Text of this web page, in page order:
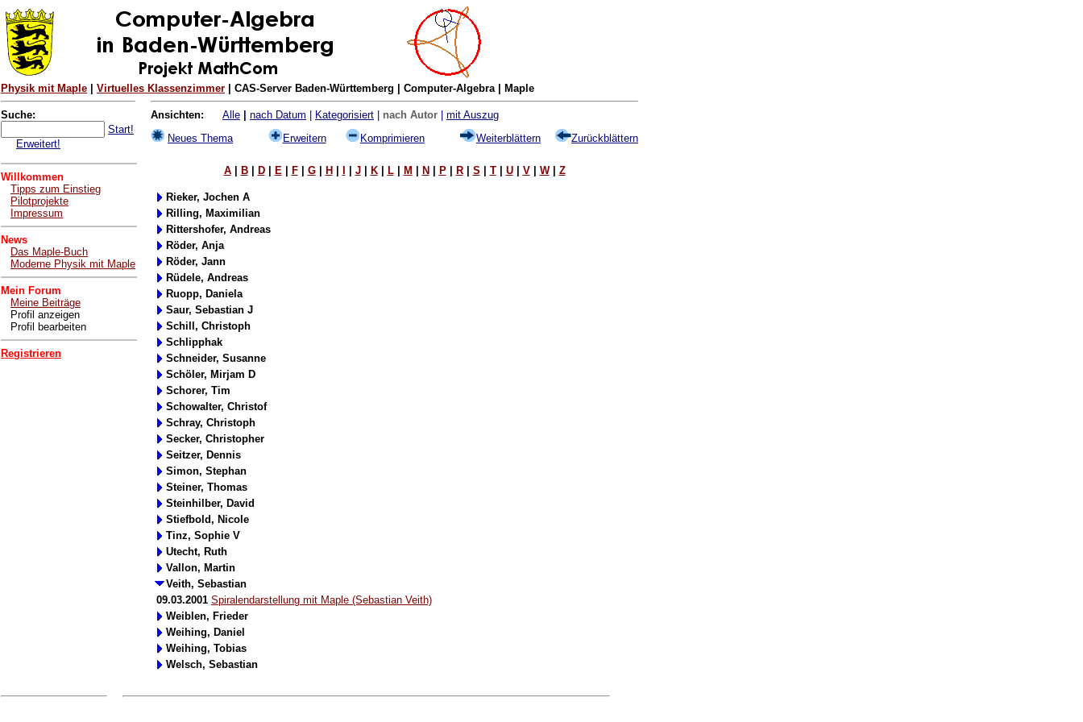
Physik mit Maple Virtuelles Klassenzimmer | CAS-Server Baden-Württemberg | Computer-Algebra | Maple
Suche:
Start!
Erweitert!
Willkommen
Tipps zum Einstieg
Pilotprojekte
Impressum
News
Das Maple-Buch
Moderne Physik mit Maple
Mein Forum
Meine Beiträge
Profil anzeigen
Profil bearbeiten
Registrieren
Ansichten: Alle nach Datum Kategorisiert nach Autor
mit Auszug
Neues Thema
Erweitern Komprimieren Weiterblättern Zurückblättern
A| B| D| E| F| G| H J| K| L| M N P| R| S T| U| V| W| Z
Rieker, Jochen A
Rilling, Maximilian
Rittershofer, Andreas
Röder, Anja
Röder, Jann
Rüdele, Andreas
Ruopp, Daniela
Saur, Sebastian J
Schill, Christoph
Schlipphak
Schneider, Susanne
Schöler, Mirjam D
Schorer, Tim
Schowalter, Christof
Schray, Christoph
Secker, Christopher
Seitzer, Dennis
Simon, Stephan
Steiner, Thomas
Steinhilber, David
Stiefbold, Nicole
Tinz, Sophie V
Utecht, Ruth
Vallon, Martin
Veith, Sebastian
09.03.2001 Spiralendarstellung mit Maple (Sebastian Veith)
Weiblen, Frieder
Weihing, Daniel
Weihing, Tobias
Welsch, Sebastian